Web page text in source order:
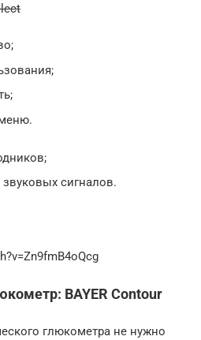
сигналов.
BAYER Contour
глюкометра не нужно